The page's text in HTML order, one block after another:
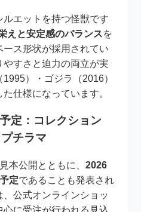
エットを持つ怪獣です
えと安定感のバランスを
ス形状が採用されてい
やすさと迫力の両立が実
）・ゴジラ（2016）
仕様になっています。
定：コレクション
チラマ
本公開とともに、2026
定であることも発表され
公式オンラインショッ